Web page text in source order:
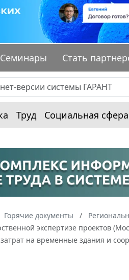
Семинары Стать
Труд Социальная сфера
Горячие документы
экспертизе проектов
на временные здания и